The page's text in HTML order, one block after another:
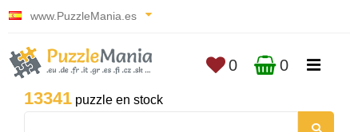
www.PuzzleMania.es
13341 puzzle en stock
0 0